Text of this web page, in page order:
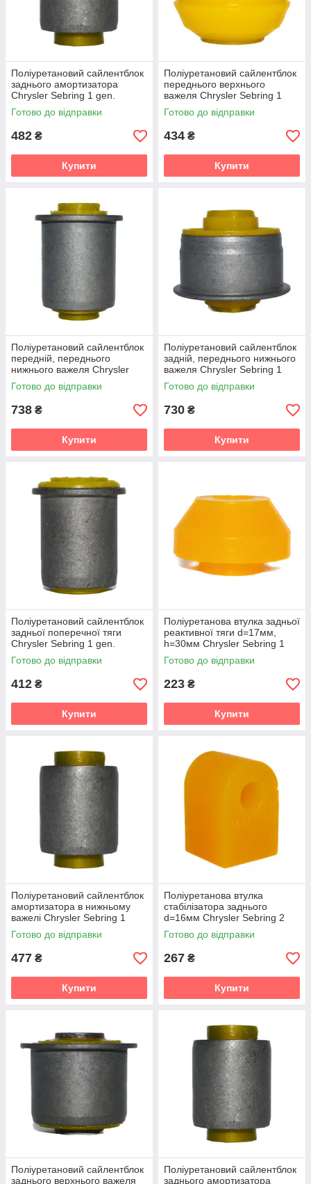
Поліуретановий сайлентблок
заднього амортизатора
Chrysler Sebring 1 gen.
(FJ/JX) (1995-2000) v19
Готово до відправки
482 ₴
Купити
Поліуретановий сайлентблок
переднього верхнього
важеля Chrysler Sebring 1
gen. (FJ/JX) (1995-2000) v19
Готово до відправки
434 ₴
Купити
Поліуретановий сайлентблок
передній, переднього
нижнього важеля Chrysler
Sebring 1 gen. (FJ/JX) (1995-
2000) v19
Готово до відправки
738 ₴
Купити
Поліуретановий сайлентблок
задній, переднього нижнього
важеля Chrysler Sebring 1
gen. (FJ/JX) (1995-2000) v19
Готово до відправки
730 ₴
Купити
Поліуретановий сайлентблок
задньої поперечної тяги
Chrysler Sebring 1 gen.
(FJ/JX) (1995-2000) v19
Готово до відправки
412 ₴
Купити
Поліуретанова втулка задньої
реактивної тяги d=17мм,
h=30мм Chrysler Sebring 1
gen. (FJ/JX) (1995-2000) v19
Готово до відправки
223 ₴
Купити
Поліуретановий сайлентблок
амортизатора в нижньому
важелі Chrysler Sebring 1
gen. (FJ/JX) (1995-2000) v19
Готово до відправки
477 ₴
Купити
Поліуретанова втулка
стабілізатора заднього
d=16мм Chrysler Sebring 2
gen. (ST-22/JR) (2001-2006)
v19
Готово до відправки
267 ₴
Купити
Поліуретановий сайлентблок
заднього верхнього важеля
Поліуретановий сайлентблок
заднього амортизатора